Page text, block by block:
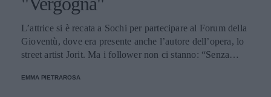
L’attrice si è recata a Sochi per partecipare al Forum della
Gioventù, dove era presente anche l’autore dell’opera, lo
street artist Jorit. Ma i follower non ci stanno: “Senza
EMMA PIETRAROSA